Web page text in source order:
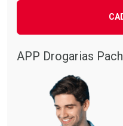
APP Drogarias